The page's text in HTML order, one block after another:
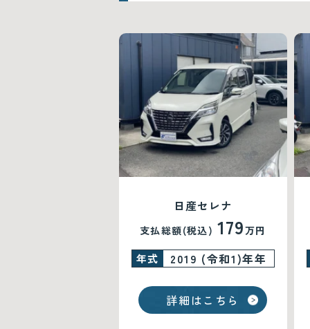
日産セレナ
支払総額(税込) 179万円
年式 2019 (令和1)年年
詳細はこちら